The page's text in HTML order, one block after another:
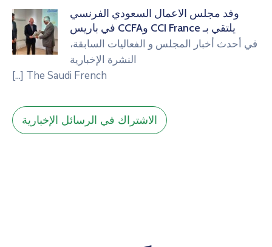
مجلس الأعمال السعودي الفرنسي
أخبار المجلس و الفعاليات السابقة،
النشرة الإخبارية
The Saudi French
[...]
الاشتراك في الرسائل الإخبارية